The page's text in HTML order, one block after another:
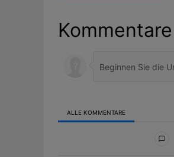
Kommentare
ALLE KOMMENTARE